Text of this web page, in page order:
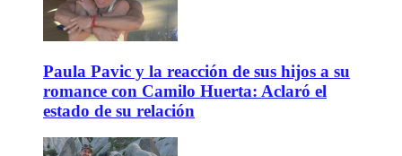
Paula Pavic y la reacción de sus hijos a su
romance con Camilo Huerta: Aclaró el
estado de su relación